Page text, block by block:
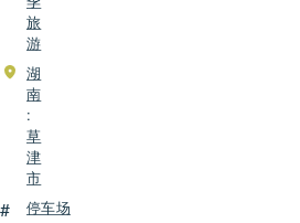
旅
游
湖
南
:
草
津
市
# 停车场